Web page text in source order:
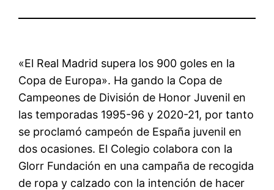
«El Real Madrid supera los 900 goles en la
Copa de Europa». Ha gando la Copa de
Campeones de División de Honor Juvenil en
las temporadas 1995-96 y 2020-21, por tanto
se proclamó campeón de España juvenil en
dos ocasiones. El Colegio colabora con la
Glorr Fundación en una campaña de recogida
de ropa y calzado con la intención de hacer